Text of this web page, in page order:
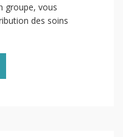
groupe, vous
des soins